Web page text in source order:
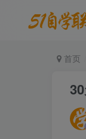
首页